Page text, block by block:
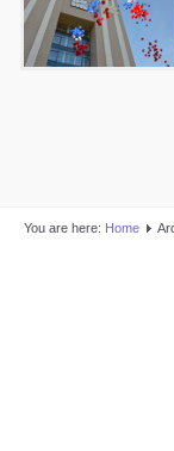
EDITORIAL
EDITORIAL
You are here: Home